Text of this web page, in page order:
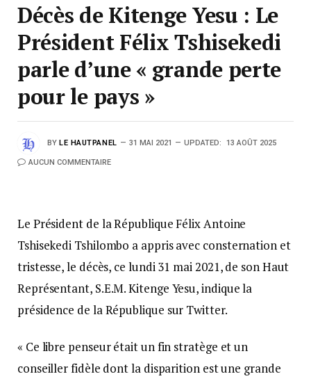
Décès de Kitenge Yesu : Le
Président Félix Tshisekedi
parle d’une « grande perte
pour le pays »
BY LE HAUTPANEL 31 MAI 2021 UPDATED: 13 AOÛT 2025
AUCUN COMMENTAIRE
Le Président de la République Félix Antoine
Tshisekedi Tshilombo a appris avec consternation et
tristesse, le décès, ce lundi 31 mai 2021, de son Haut
Représentant, S.E.M. Kitenge Yesu, indique la
présidence de la République sur Twitter.
« Ce libre penseur était un fin stratège et un
conseiller fidèle dont la disparition est une grande